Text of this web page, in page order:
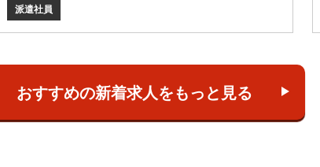
派遣社員
おすすめの新着求人をもっと見る